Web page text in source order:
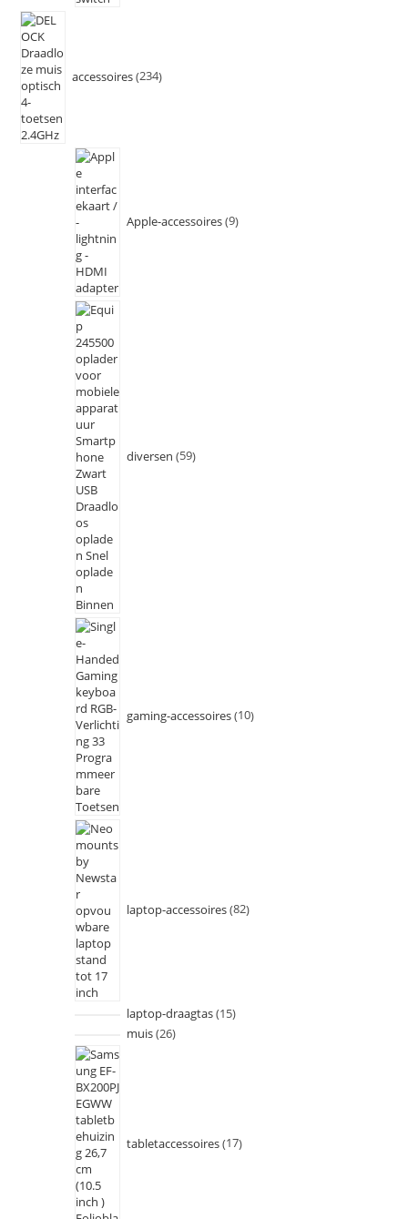
accessoires 234
Apple-accessoires 9
diversen 59
gaming-accessoires 10
laptop-accessoires 82
laptop-draagtas 15
muis 26
tabletaccessoires 17